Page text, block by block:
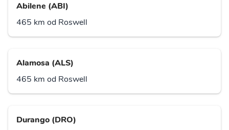
Abilene (ABI)
465 km od Roswell
Alamosa (ALS)
465 km od Roswell
Durango (DRO)